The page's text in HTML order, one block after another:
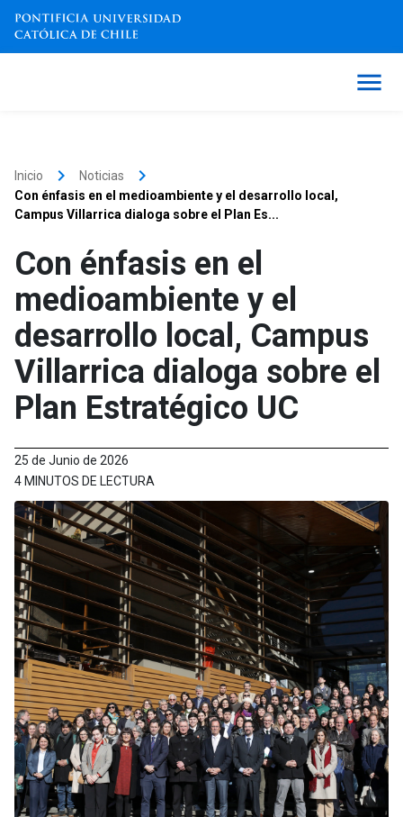
Inicio keyboard_arrow_right Noticias keyboard_arrow_right
Con énfasis en el medioambiente y el desarrollo local,
Campus Villarrica dialoga sobre el Plan Es...
Con énfasis en el
medioambiente y el
desarrollo local, Campus
Villarrica dialoga sobre el
Plan Estratégico UC
25 de Junio de 2026
4 MINUTOS DE LECTURA